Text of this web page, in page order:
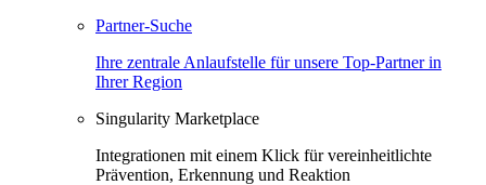
Partner-Suche
Ihre zentrale Anlaufstelle für unsere Top-Partner in
Ihrer Region
Singularity Marketplace
Integrationen mit einem Klick für vereinheitlichte
Prävention, Erkennung und Reaktion